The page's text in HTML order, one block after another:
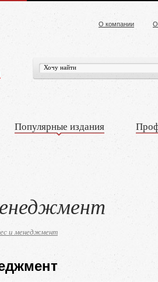
О компании
Популярные издания
и менеджмент